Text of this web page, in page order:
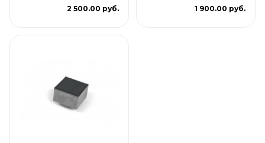
2 500.00 руб. 1 900.00 руб.